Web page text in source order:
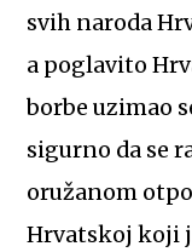
svih naroda
a poglavito
borbe uzimao
sigurno da se
oružanom
Hrvatskoj koji